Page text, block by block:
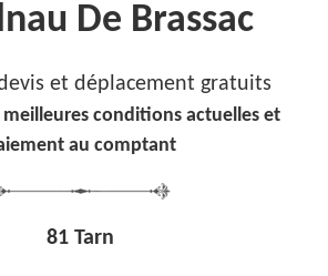
De Brassac
et déplacement gratuits
meilleures conditions actuelles et
au comptant
81 Tarn